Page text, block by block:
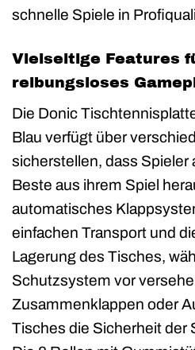
schnelle Spiele in
Vielseitige Features
reibungsloses
Die Donic
Blau verfügt über
sicherstellen, dass Spieler
Beste aus ihrem Spiel
automatisches
einfachen Transport und
Lagerung des Tisches,
Schutzsystem vor
Zusammenklappen oder
Tisches die Sicherheit der